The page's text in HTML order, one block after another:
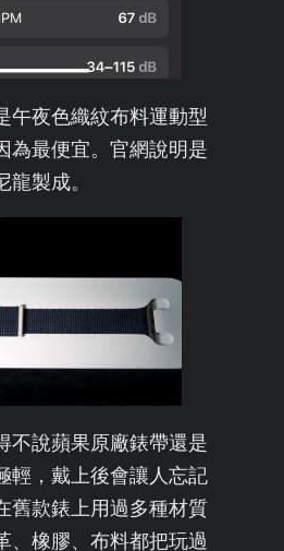
午夜色織紋布料運動型
為最便宜。官網說明是
製成。
不說蘋果原廠錶帶還是
輕，戴上後會讓人忘記
舊款錶上用過多種材質
、橡膠、布料都把玩過